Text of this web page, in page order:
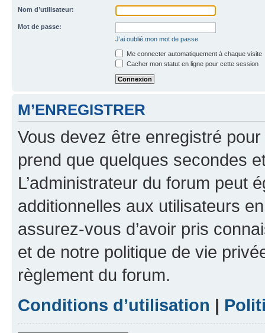
Nom d’utilisateur:
Mot de passe:
J’ai oublié mon mot de passe
Me connecter automatiquement à chaque visite
Cacher mon statut en ligne pour cette session
M’ENREGISTRER
Vous devez être enregistré
prend que quelques secondes
L’administrateur du forum peut
additionnelles aux utilisateurs
assurez-vous d’avoir pris
et de notre politique de vie
règlement du forum.
Conditions d’utilisation |